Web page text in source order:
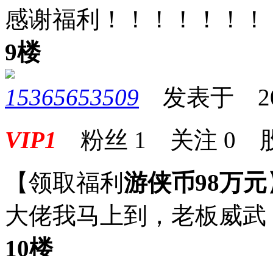
感谢福利！！！！！！！
9楼
15365653509 发表于
VIP1 粉丝 1 关注 0
【领取福利 游侠币98万元
大佬我马上到，老板威武
10楼